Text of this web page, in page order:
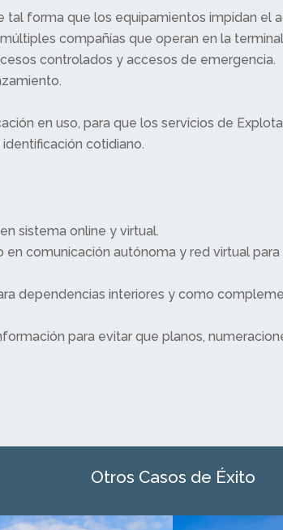
forma que los equipamientos impidan el
compañías que operan en la terminal
controlados y accesos de emergencia.
en uso, para que los servicios de
cotidiano.
sistema online y virtual.
comunicación autónoma y red virtual
dependencias interiores y como
para evitar que planos,
Otros Casos de Éxito